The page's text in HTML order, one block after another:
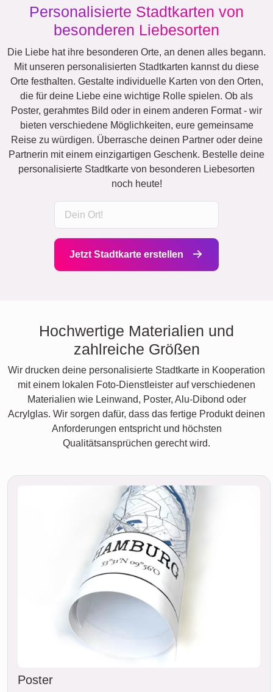
Personalisierte Stadtkarten von
besonderen Liebesorten
Die Liebe hat ihre besonderen Orte, an denen alles begann.
Mit unseren personalisierten Stadtkarten kannst du diese
Orte festhalten. Gestalte individuelle Karten von den Orten,
die für deine Liebe eine wichtige Rolle spielen. Ob als
Poster, gerahmtes Bild oder in einem anderen Format - wir
bieten verschiedene Möglichkeiten, eure gemeinsame
Reise zu würdigen. Überrasche deinen Partner oder deine
Partnerin mit einem einzigartigen Geschenk. Bestelle deine
personalisierte Stadtkarte von besonderen Liebesorten
noch heute!
Jetzt Stadtkarte erstellen
Hochwertige Materialien und
zahlreiche Größen
Wir drucken deine personalisierte Stadtkarte in Kooperation
mit einem lokalen Foto-Dienstleister auf verschiedenen
Materialien wie Leinwand, Poster, Alu-Dibond oder
Acrylglas. Wir sorgen dafür, dass das fertige Produkt deinen
Anforderungen entspricht und höchsten
Qualitätsansprüchen gerecht wird.
Poster